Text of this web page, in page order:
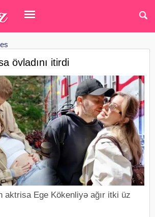
övladını itirdi
aktrisa Ege Kökenliyə ağır itki üz